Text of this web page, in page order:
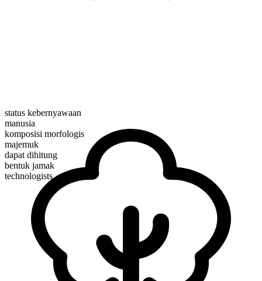
status kebernyawaan
manusia
komposisi morfologis
majemuk
dapat dihitung
bentuk jamak
technologists